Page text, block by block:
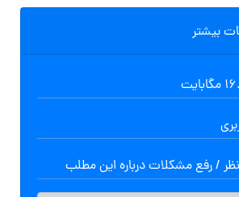
بیشتر
/ رفع مشکلات درباره این مطلب